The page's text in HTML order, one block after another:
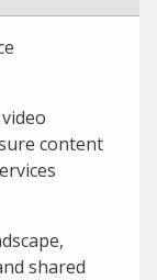
content
shared